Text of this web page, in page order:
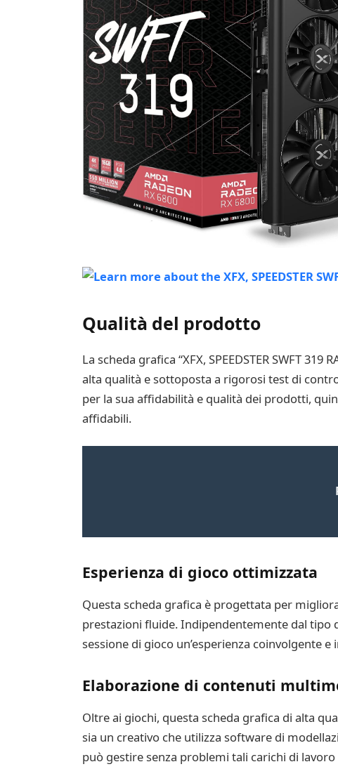
Qualità del prodotto
La scheda grafica “XFX, SPEEDSTER SWFT
alta qualità e sottoposta a rigorosi test di
per la sua affidabilità e qualità dei prodotti,
affidabili.
Esperienza di gioco ottimizzata
Questa scheda grafica è progettata per
prestazioni fluide. Indipendentemente dal tipo di
sessione di gioco un’esperienza coinvolgente e
Elaborazione di contenuti
Oltre ai giochi, questa scheda grafica di alta
sia un creativo che utilizza software di
può gestire senza problemi tali carichi di